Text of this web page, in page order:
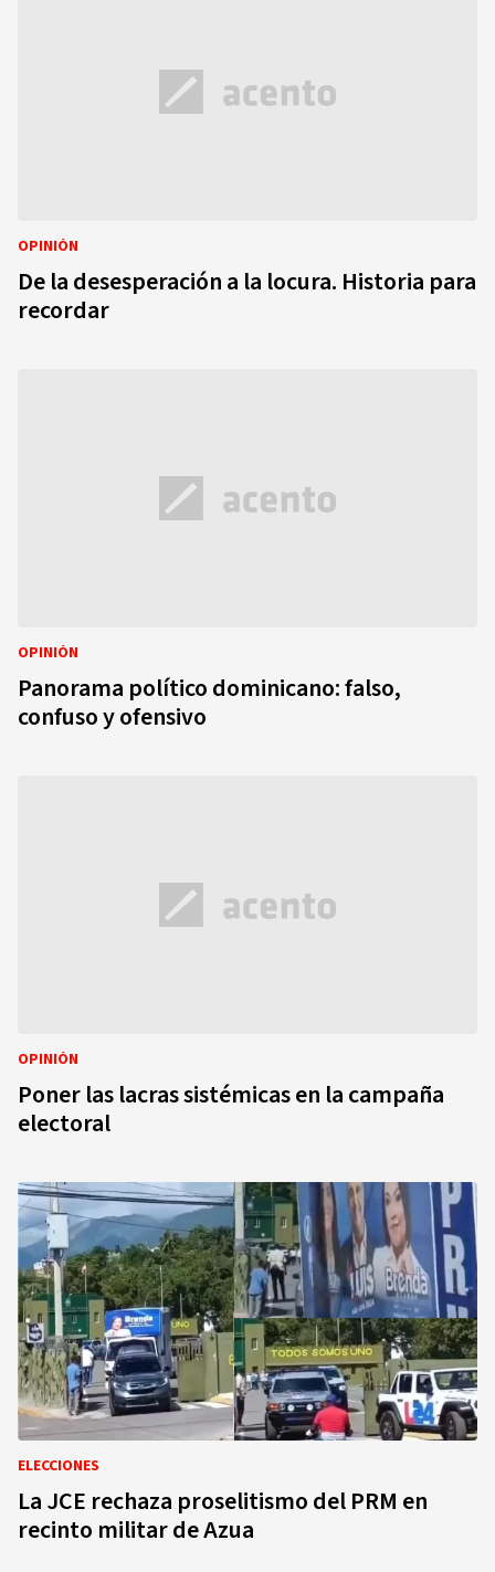
OPINIÓN
De la desesperación a la locura. Historia para
recordar
OPINIÓN
Panorama político dominicano: falso,
confuso y ofensivo
OPINIÓN
Poner las lacras sistémicas en la campaña
electoral
ELECCIONES
La JCE rechaza proselitismo del PRM en
recinto militar de Azua